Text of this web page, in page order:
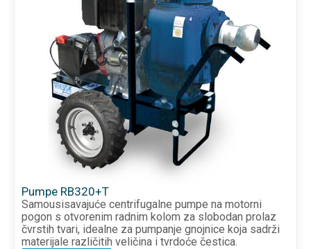
Pumpe RB320+T
Samousisavajuće centrifugalne pumpe na motorni
pogon s otvorenim radnim kolom za slobodan prolaz
čvrstih tvari, idealne za pumpanje gnojnice koja sadrži
materijale različitih veličina i tvrdoće čestica.